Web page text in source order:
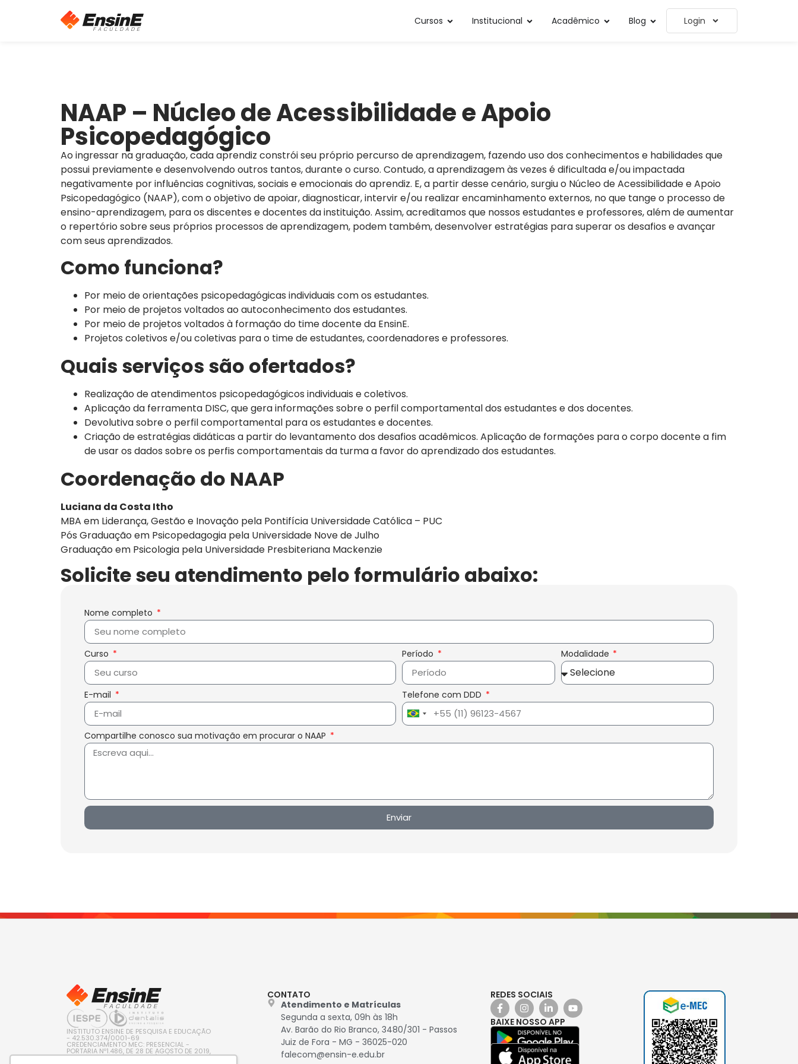
Cursos Institucional Acadêmico Blog Login
NAAP – Núcleo de Acessibilidade e Apoio
Psicopedagógico
Ao ingressar na graduação, cada aprendiz constrói seu próprio percurso de aprendizagem, fazendo uso dos conhecimentos e habilidades que
possui previamente e desenvolvendo outros tantos, durante o curso. Contudo, a aprendizagem às vezes é dificultada e/ou impactada
negativamente por influências cognitivas, sociais e emocionais do aprendiz. E, a partir desse cenário, surgiu o Núcleo de Acessibilidade e Apoio
Psicopedagógico (NAAP), com o objetivo de apoiar, diagnosticar, intervir e/ou realizar encaminhamento externos, no que tange o processo de
ensino-aprendizagem, para os discentes e docentes da instituição. Assim, acreditamos que nossos estudantes e professores, além de aumentar
o repertório sobre seus próprios processos de aprendizagem, podem também, desenvolver estratégias para superar os desafios e avançar
com seus aprendizados.
Como funciona?
Por meio de orientações psicopedagógicas individuais com os estudantes.
Por meio de projetos voltados ao autoconhecimento dos estudantes.
Por meio de projetos voltados à formação do time docente da EnsinE.
Projetos coletivos e/ou coletivas para o time de estudantes, coordenadores e professores.
Quais serviços são ofertados?
Realização de atendimentos psicopedagógicos individuais e coletivos.
Aplicação da ferramenta DISC, que gera informações sobre o perfil comportamental dos estudantes e dos docentes.
Devolutiva sobre o perfil comportamental para os estudantes e docentes.
Criação de estratégias didáticas a partir do levantamento dos desafios acadêmicos. Aplicação de formações para o corpo docente a fim
de usar os dados sobre os perfis comportamentais da turma a favor do aprendizado dos estudantes.
Coordenação do NAAP
Luciana da Costa Itho
MBA em Liderança, Gestão e Inovação pela Pontifícia Universidade Católica – PUC
Pós Graduação em Psicopedagogia pela Universidade Nove de Julho
Graduação em Psicologia pela Universidade Presbiteriana Mackenzie
Solicite seu atendimento pelo formulário abaixo:
Nome completo
Curso Período Modalidade
E-mail Telefone com DDD
Brazil
Compartilhe conosco sua motivação em procurar o NAAP
Enviar
INSTITUTO ENSINE DE PESQUISA E EDUCAÇÃO
- 42.530.374/0001-69
CREDENCIAMENTO MEC: PRESENCIAL -
PORTARIA Nº1.486, DE 28 DE AGOSTO DE 2019,
PUBLICADA NO D.O.U. EM 29/08/2019 / EAD –
CONTATO
Atendimento e Matrículas
Segunda a sexta, 09h às 18h
Av. Barão do Rio Branco, 3480/301 - Passos
Juiz de Fora - MG - 36025-020
falecom@ensin-e.edu.br
REDES SOCIAIS
BAIXE NOSSO APP